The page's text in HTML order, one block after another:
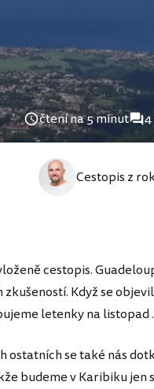
čtení na 5 minut
Cestopis z
cestopis.
zkušeností. Když se
letenky na listopad .
ostatních se také nás
budeme v Karibiku